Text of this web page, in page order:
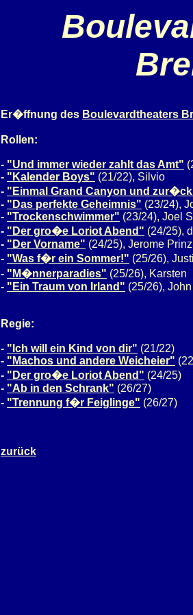
Er�ffnung des Boulevardtheaters
Rollen:
- "Und immer wieder zahlt das Amt"
- "Kalender Boys" (21/22), Silvio
- "Einmal Grand Canyon und
- "Das perfekte Geheimnis" (23/24),
- "Trockenschwimmer" (23/24), Joel
- "Der gro�e Loriot Abend" (24/25),
- "Der Vorname" (24/25), Jerome Prinz
- "Was f�r ein Sommer!" (25/26),
- "M�nnerparadies" (25/26), Karsten
- "Ein Traum von Irland" (25/26),
Regie:
- "Ich will ein Kind von dir" (21/22)
- "Machos und andere Weicheier"
- "Der gro�e Loriot Abend" (24/25)
- "Ab in den Schrank" (26/27)
- "Trennung f�r Feiglinge" (26/27)
zurück